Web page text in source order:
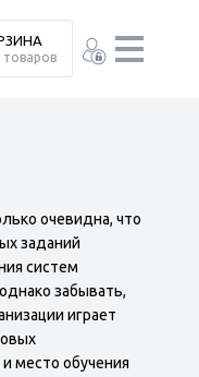
очевидна, что
заданий
систем
забывать,
играет
место обучения
товаров